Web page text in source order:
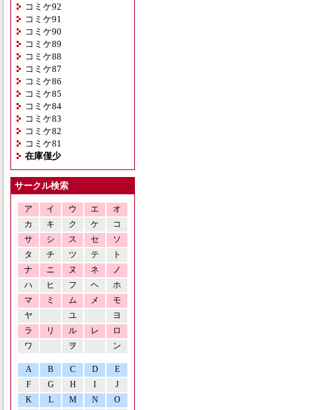
コミケ92
コミケ91
コミケ90
コミケ89
コミケ88
コミケ87
コミケ86
コミケ85
コミケ84
コミケ83
コミケ82
コミケ81
在庫僅少
サークル検索
ア イ ウ エ
オ
カ
キ ク ケ
コ
サ
シ ス セ
ソ
タ
チ ツ テ
ト
ナ
ニ ヌ ネ
ノ
ハ
ヒ フ ヘ
ホ
マ
ミ ム メ
モ
ヤ
ユ
ヨ
ラ
リ ル レ
ロ
ワ
ヲ ン
A B C D
E
F
G H I
J
K
L M N O